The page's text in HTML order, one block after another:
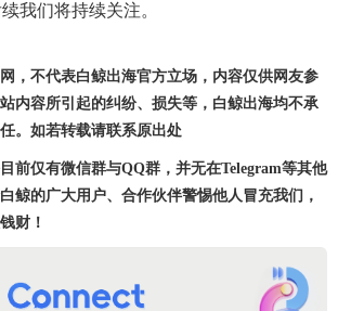
我们将持续关注。
，不代表白鲸出海官方立场，内容仅供网友参
内容所引起的纠纷、损失等，白鲸出海均不承
。如若转载请联系原出处
前仅有微信群与QQ群，并无在Telegram等其他
鲸的广大用户、合作伙伴警惕他人冒充我们，
财！